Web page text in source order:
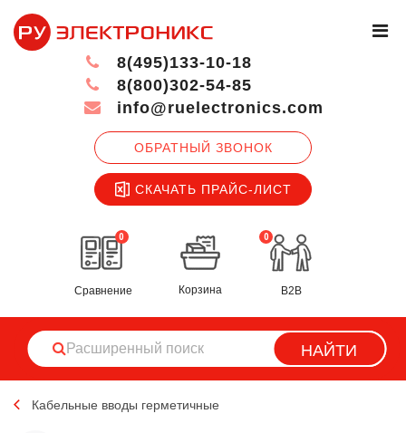
ОБРАТНЫЙ ЗВОНОК
СКАЧАТЬ ПРАЙС-ЛИСТ
8(495)133-10-18
8(800)302-54-85
info@ruelectronics.com
0
Сравнение
0
Корзина B2B
НАЙТИ
Кабельные вводы герметичные